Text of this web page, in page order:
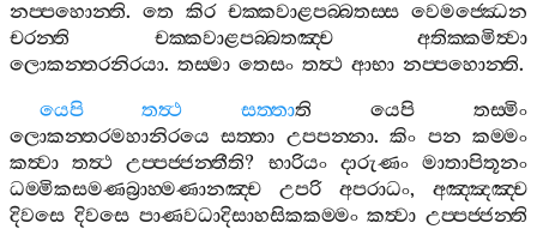
නප‍්පහොන‍්ති. තෙ කිර චක‍්කවාළපබ‍්බතස‍්ස වෙමජ‍්ඣෙන
චරන‍්ති
චක‍්කවාළපබ‍්බතඤ‍්ච
අතික‍්කමිත්‍වා
ලොකන‍්තරනිරයා. තස‍්මා තෙසං තත්‍ථ ආභා නප‍්පහොන‍්ති.
යෙපි
තත්‍ථ සත‍්තාති යෙපි
තස‍්මිං
ලොකන‍්තරමහානිරයෙ සත‍්තා උපපන‍්නා.කිං පන කම‍්මං
කත්‍වා තත්‍ථ උප‍්පජ‍්ජන‍්තීති? භාරියං දාරුණං මාතාපිතූනං
ධම‍්මිකසමණබ්‍රාහ‍්මණානඤ‍්ච
උපරි අපරාධං, අඤ‍්ඤඤ‍්ච
දිවසෙ දිවසෙ පාණවධාදිසාහසිකකම‍්මං කත්‍වා උප‍්පජ‍්ජන‍්ති